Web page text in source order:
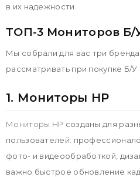
в их надежности.
ТОП-3 Мониторов Б/
Мы собрали для вас три
рассматривать при покупке Б/
1. Мониторы HP
Мониторы HP созданы для
пользователей:
фото- и видеообработкой,
важно быстрое обновление